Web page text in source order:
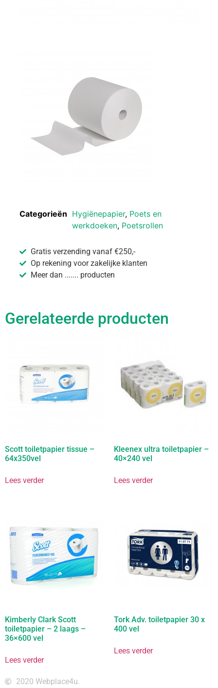
Categorieën Hygiënepapier, Poets en
werkdoeken, Poetsrollen
Gratis verzending vanaf €250,-
Op rekening voor zakelijke klanten
Meer dan ....... producten
Gerelateerde producten
Scott toiletpapier tissue –
64x350vel
Lees verder
Kleenex ultra toiletpapier –
40×240 vel
Lees verder
Kimberly Clark Scott
toiletpapier – 2 laags –
36×600 vel
Lees verder
Tork Adv. toiletpapier 30 x
400 vel
Lees verder
2020 Webplace4u.